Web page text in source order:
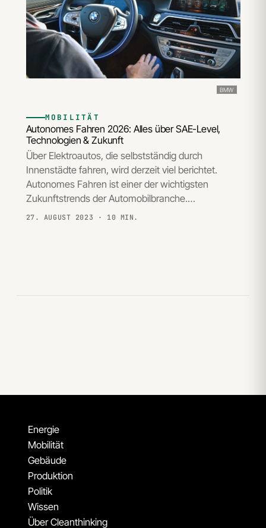
BMW
MOBILITÄT
Autonomes Fahren 2026: Alles über SAE-Level,
Technologien & Zukunft
Über Elektroautos, die selbstständig durch
Innenstädte fahren, wird derzeit viel berichtet.
Autonomes Fahren ist einer der wichtigsten
Zukunftstrends der Automobilbranche.…
27. AUGUST 2023 · 10 MIN.
Energie
Mobilität
Gebäude
Produktion
Politik
Wissen
Über Cleanthinking